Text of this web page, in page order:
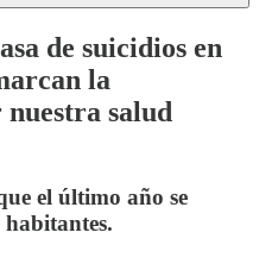
de suicidios en
la
salud
el último año se